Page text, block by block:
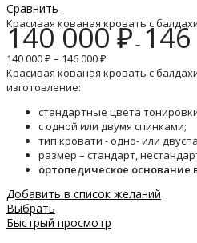
Сравнить
Красивая кованая кровать с
140 000₽–
140 000 ₽ – 146 000 ₽
Красивая кованая кровать с
изготовление:
стандартные цвета
с одной или двумя спинками;
тип кровати - одно- или
размер – стандарт,
ортопедическое основание
Добавить в список желаний
Выбрать
Быстрый просмотр